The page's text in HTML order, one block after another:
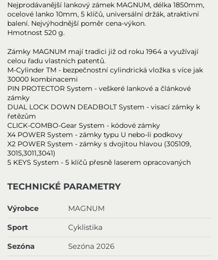
Nejprodávanější lankový zámek MAGNUM, délka 1850mm,
ocelové lanko 10mm, 5 klíčů, universální držák, atraktivní
balení. Nejvýhodnější poměr cena-výkon.
Hmotnost 520 g.
Zámky MAGNUM mají tradici již od roku 1964 a využívají
celou řadu vlastních patentů.
M-Cylinder TM - bezpečnostní cylindrická vložka s více jak
30000 kombinacemi
PIN PROTECTOR System - veškeré lankové a článkové
zámky
DUAL LOCK DOWN DEADBOLT System - visací zámky k
řetězům
CLICK-COMBO-Gear System - kódové zámky
X4 POWER System - zámky typu U nebo-li podkovy
X2 POWER System - zámky s dvojitou hlavou (305109,
3015,3011,3041)
5 KEYS System - 5 klíčů přesně laserem opracovaných
TECHNICKÉ PARAMETRY
Výrobce MAGNUM
Sport Cyklistika
Sezóna Sezóna 2026